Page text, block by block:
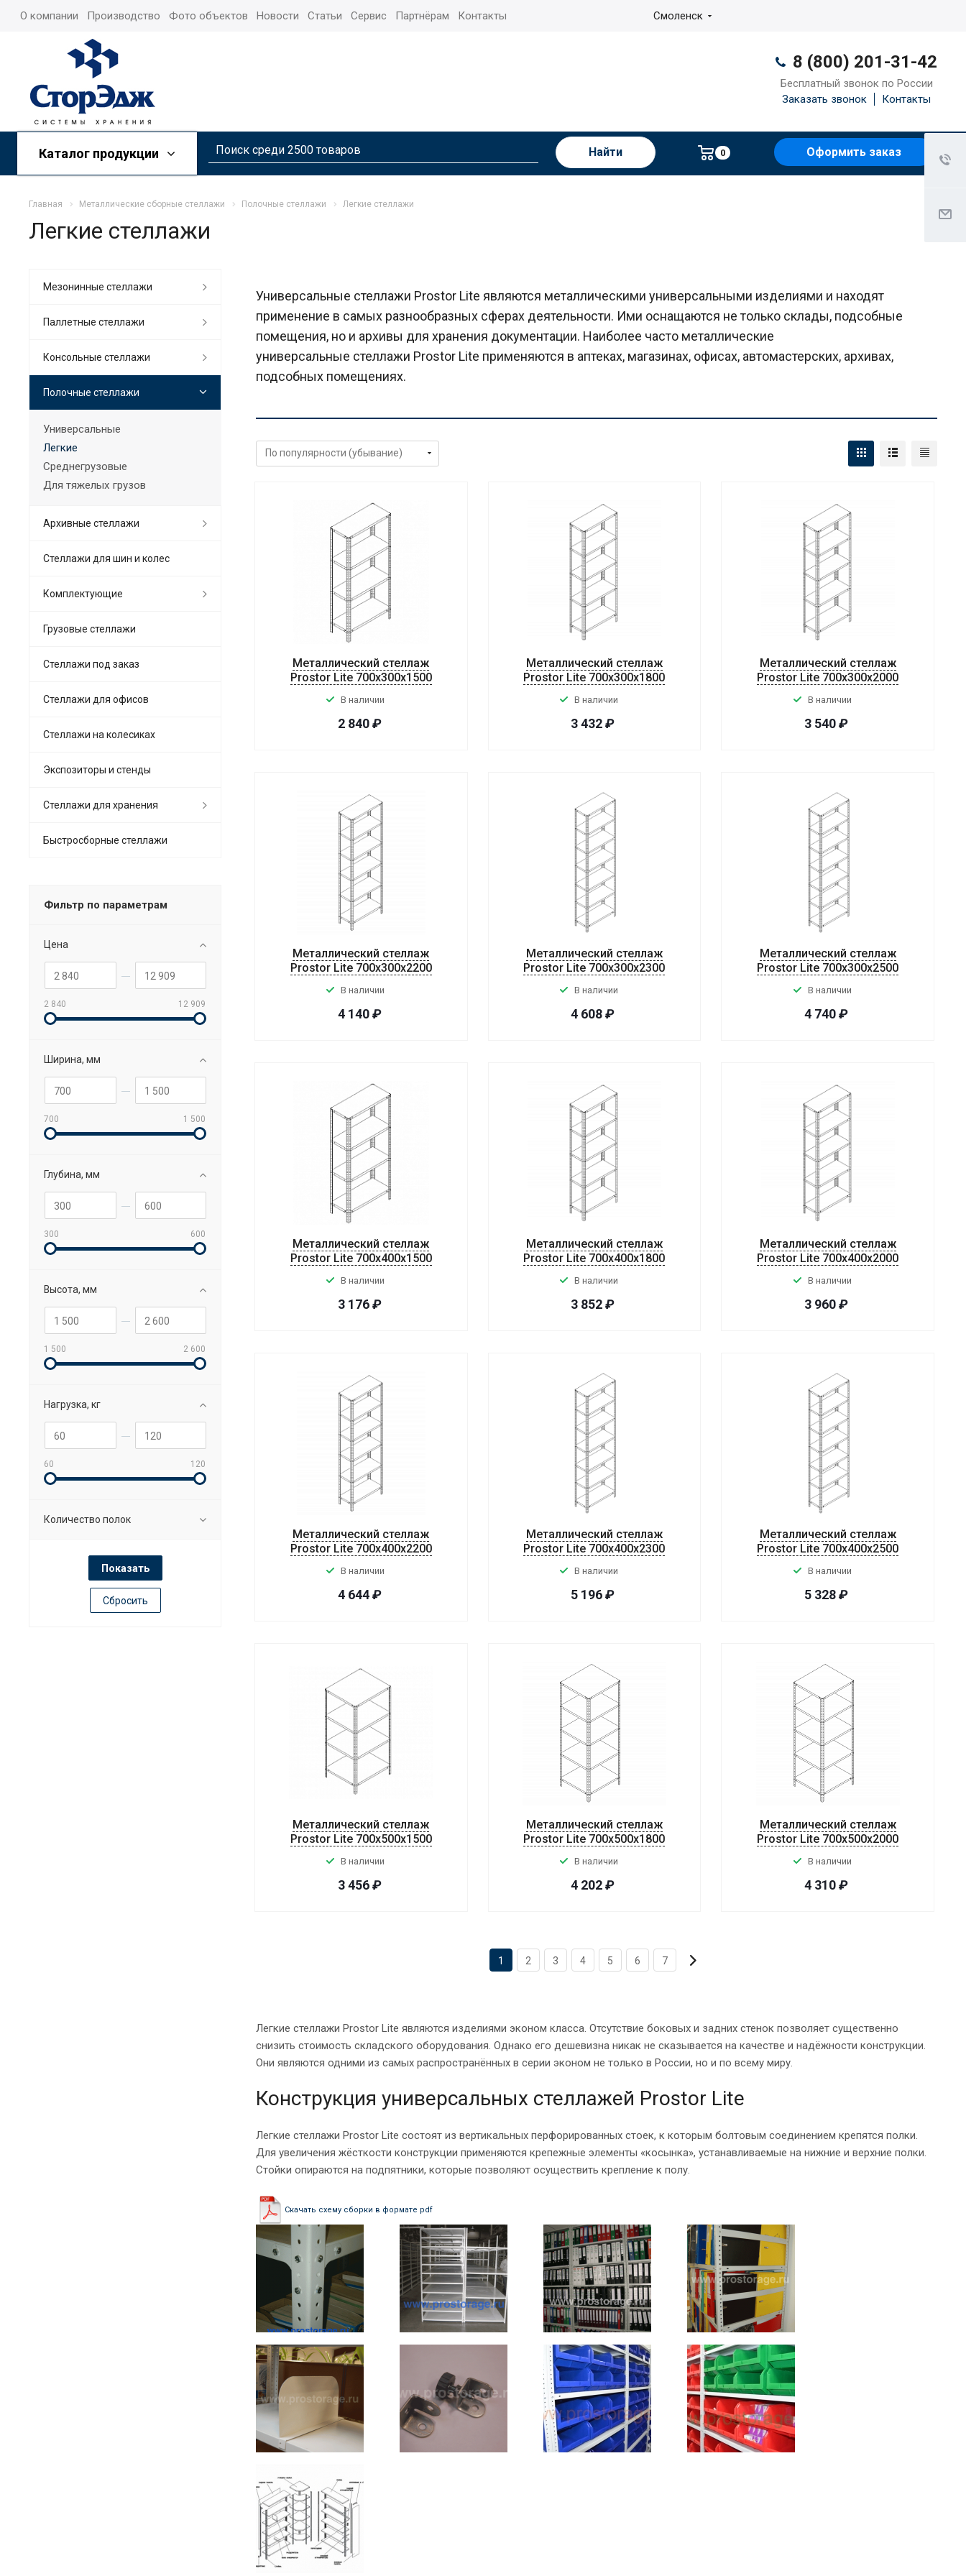
О компании Производство Фото объектов Новости Статьи Сервис Партнёрам Контакты Смоленск
8 (800) 201-31-42
Бесплатный звонок по России
Заказать звонок
Контакты
Каталог продукции Найти 0 Оформить заказ
Главная Металлические сборные стеллажи Полочные стеллажи Легкие стеллажи
Легкие стеллажи
Универсальные стеллажи Prostor Lite являются металлическими универсальными изделиями и находят
применение в самых разнообразных сферах деятельности. Ими оснащаются не только склады, подсобные
помещения, но и архивы для хранения документации. Наиболее часто металлические
универсальные стеллажи Prostor Lite применяются в аптеках, магазинах, офисах, автомастерских, архивах,
подсобных помещениях.
Металлический стеллаж
Prostor Lite 700x300x1500
В наличии
2 840₽
Металлический стеллаж
Prostor Lite 700x300x1800
В наличии
3 432₽
Металлический стеллаж
Prostor Lite 700x300x2000
В наличии
3 540₽
Металлический стеллаж
Prostor Lite 700x300x2200
В наличии
4 140₽
Металлический стеллаж
Prostor Lite 700x300x2300
В наличии
4 608₽
Металлический стеллаж
Prostor Lite 700x300x2500
В наличии
4 740₽
Металлический стеллаж
Prostor Lite 700x400x1500
В наличии
3 176₽
Металлический стеллаж
Prostor Lite 700x400x1800
В наличии
3 852₽
Металлический стеллаж
Prostor Lite 700x400x2000
В наличии
3 960₽
Металлический стеллаж
Prostor Lite 700x400x2200
В наличии
4 644₽
Металлический стеллаж
Prostor Lite 700x400x2300
В наличии
5 196₽
Металлический стеллаж
Prostor Lite 700x400x2500
В наличии
5 328₽
Металлический стеллаж
Prostor Lite 700x500x1500
В наличии
3 456₽
Металлический стеллаж
Prostor Lite 700x500x1800
В наличии
4 202₽
Металлический стеллаж
Prostor Lite 700x500x2000
В наличии
4 310₽
1 2 3 4 5 6 7
Легкие стеллажи Prostor Lite являются изделиями эконом класса. Отсутствие боковых и задних стенок позволяет существенно
снизить стоимость складского оборудования. Однако его дешевизна никак не сказывается на качестве и надёжности конструкции.
Они являются одними из самых распространённых в серии эконом не только в России, но и по всему миру.
Конструкция универсальных стеллажей Prostor Lite
Легкие стеллажи Prostor Lite состоят из вертикальных перфорированных стоек, к которым болтовым соединением крепятся полки.
Для увеличения жёсткости конструкции применяются крепежные элементы «косынка», устанавливаемые на нижние и верхние полки.
Стойки опираются на подпятники, которые позволяют осуществить крепление к полу.
Скачать схему сборки в формате pdf
Мезонинные стеллажи
Паллетные стеллажи
Консольные стеллажи
Полочные стеллажи
Универсальные
Легкие
Среднегрузовые
Для тяжелых грузов
Архивные стеллажи
Стеллажи для шин и колес
Комплектующие
Грузовые стеллажи
Стеллажи под заказ
Стеллажи для офисов
Cтеллажи на колесиках
Экспозиторы и стенды
Стеллажи для хранения
Быстросборные стеллажи
Фильтр по параметрам
Цена
2 840 12 909
Ширина, мм
700 1 500
Глубина, мм
300 600
Высота, мм
1 500 2 600
Нагрузка, кг
60 120
Количество полок
Сбросить